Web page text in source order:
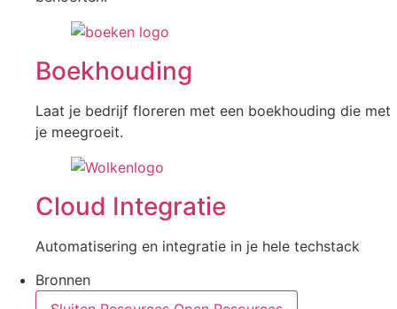
Boekhouding
Laat je bedrijf floreren met een boekhouding die met
je meegroeit.
Cloud Integratie
Automatisering en integratie in je hele techstack
Bronnen